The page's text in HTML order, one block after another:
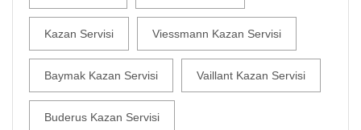
Kazan Servisi Viessmann Kazan Servisi
Baymak Kazan Servisi Vaillant Kazan Servisi
Buderus Kazan Servisi